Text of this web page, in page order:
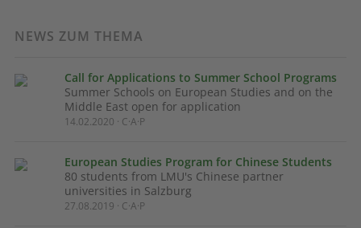
NEWS ZUM THEMA
Call for Applications to Summer School Programs
Summer Schools on European Studies and on the
Middle East open for application
14.02.2020 · C·A·P
European Studies Program for Chinese Students
80 students from LMU's Chinese partner
universities in Salzburg
27.08.2019 · C·A·P